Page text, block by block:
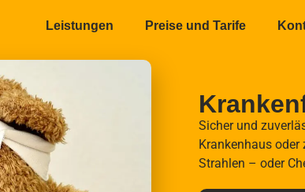
Leistungen Preise und Tarife
Sicher und
Krankenhaus oder
Strahlen – oder